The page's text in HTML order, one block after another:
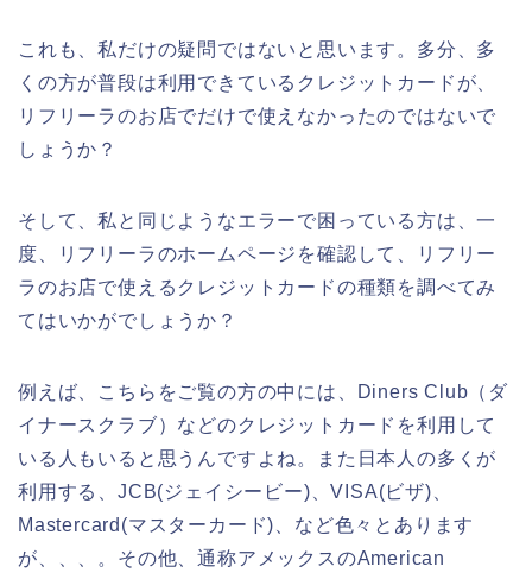
これも、私だけの疑問ではないと思います。多分、多
くの方が普段は利用できているクレジットカードが、
リフリーラのお店でだけで使えなかったのではないで
しょうか？
そして、私と同じようなエラーで困っている方は、一
度、リフリーラのホームページを確認して、リフリー
ラのお店で使えるクレジットカードの種類を調べてみ
てはいかがでしょうか？
例えば、こちらをご覧の方の中には、Diners Club（ダ
イナースクラブ）などのクレジットカードを利用して
いる人もいると思うんですよね。また日本人の多くが
利用する、JCB(ジェイシービー)、VISA(ビザ)、
Mastercard(マスターカード)、など色々とあります
が、、、。その他、通称アメックスのAmerican